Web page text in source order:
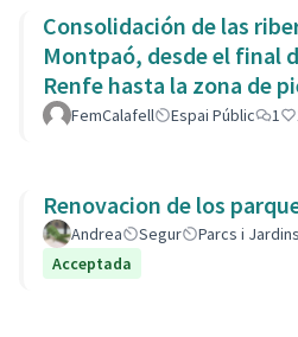
Consolidación de las
Montpaó, desde el final
Renfe hasta la zona de
L’Estany.
FemCalafell Espai Públic 1
Renovacion de los
Andrea Segur Parcs i
Acceptada